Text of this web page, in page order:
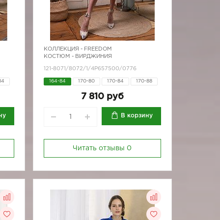
КОЛЛЕКЦИЯ - FREEDOM
КОСТЮМ - ВИРДЖИНИЯ
121-8071/8072/1/4Р657500/0776
164-84 170-80 170-84 170-88
7 810 руб
В корзину
Читать отзывы 0